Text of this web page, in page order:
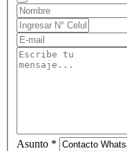
Asunto *